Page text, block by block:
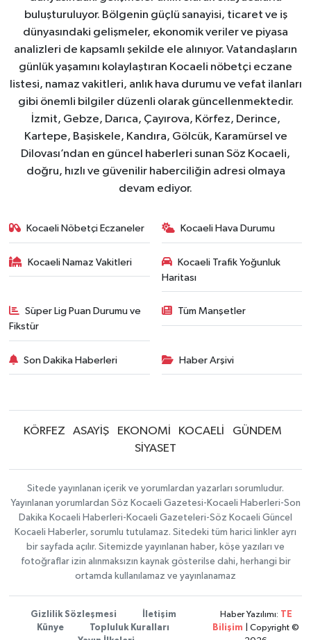
buluşturuluyor. Bölgenin güçlü sanayisi, ticaret ve iş
dünyasındaki gelişmeler, ekonomik veriler ve piyasa
analizleri de kapsamlı şekilde ele alınıyor. Vatandaşların
günlük yaşamını kolaylaştıran Kocaeli nöbetçi eczane
listesi, namaz vakitleri, anlık hava durumu ve vefat ilanları
gibi önemli bilgiler düzenli olarak güncellenmektedir.
İzmit, Gebze, Darıca, Çayırova, Körfez, Derince,
Kartepe, Başiskele, Kandıra, Gölcük, Karamürsel ve
Dilovası’ndan en güncel haberleri sunan Söz Kocaeli,
doğru, hızlı ve güvenilir haberciliğin adresi olmaya
devam ediyor.
Kocaeli Nöbetçi Eczaneler Kocaeli Hava Durumu
Kocaeli Namaz Vakitleri
Kocaeli Trafik Yoğunluk
Haritası
Süper Lig Puan Durumu ve
Fikstür
Tüm Manşetler
Son Dakika Haberleri Haber Arşivi
KÖRFEZ ASAYİŞ EKONOMİ KOCAELİ
GÜNDEM
SİYASET
Sitede yayınlanan içerik ve yorumlardan yazarları sorumludur.
Yayınlanan yorumlardan Söz Kocaeli Gazetesi-Kocaeli Haberleri-Son
Dakika Kocaeli Haberleri-Kocaeli Gazeteleri-Söz Kocaeli Güncel
Kocaeli Haberler, sorumlu tutulamaz. Sitedeki tüm harici linkler ayrı
bir sayfada açılır. Sitemizde yayınlanan haber, köşe yazıları ve
fotoğraflar izin alınmaksızın kaynak gösterilse dahi, herhangi bir
ortamda kullanılamaz ve yayınlanamaz
Gizlilik Sözleşmesi
İletişim
Künye
Topluluk Kuralları
Haber Yazılımı:
TE
Bilişim | Copyright ©